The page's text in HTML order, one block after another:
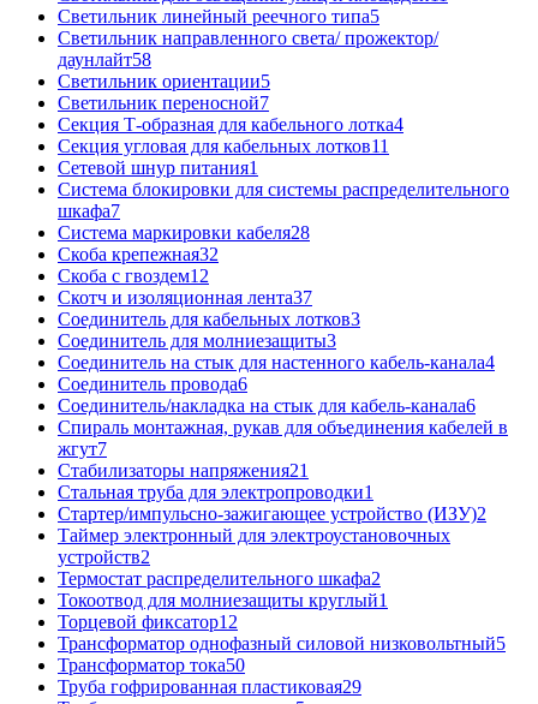
Светильник линейный реечного типа5
Светильник направленного света/ прожектор/
даунлайт58
Светильник ориентации5
Светильник переносной7
Секция Т-образная для кабельного лотка4
Секция угловая для кабельных лотков11
Сетевой шнур питания1
Система блокировки для системы распределительного
шкафа7
Система маркировки кабеля28
Скоба крепежная32
Скоба с гвоздем12
Скотч и изоляционная лента37
Соединитель для кабельных лотков3
Соединитель для молниезащиты3
Соединитель на стык для настенного кабель-канала4
Соединитель провода6
Соединитель/накладка на стык для кабель-канала6
Спираль монтажная, рукав для объединения кабелей в
жгут7
Стабилизаторы напряжения21
Стальная труба для электропроводки1
Стартер/импульсно-зажигающее устройство (ИЗУ)2
Таймер электронный для электроустановочных
устройств2
Термостат распределительного шкафа2
Токоотвод для молниезащиты круглый1
Торцевой фиксатор12
Трансформатор однофазный силовой низковольтный5
Трансформатор тока50
Труба гофрированная пластиковая29